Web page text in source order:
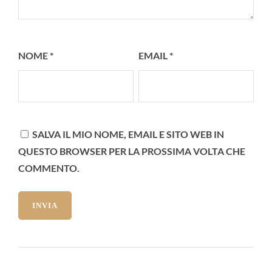
NOME* EMAIL*
SALVA IL MIO NOME, EMAIL E SITO WEB IN
QUESTO BROWSER PER LA PROSSIMA VOLTA CHE
COMMENTO.